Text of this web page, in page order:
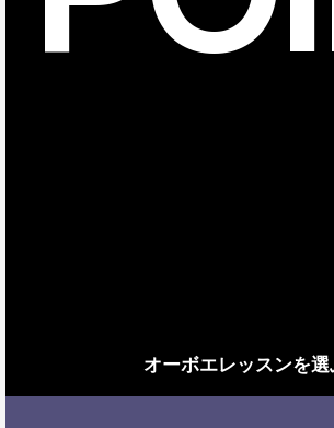
オーボエレッスンを